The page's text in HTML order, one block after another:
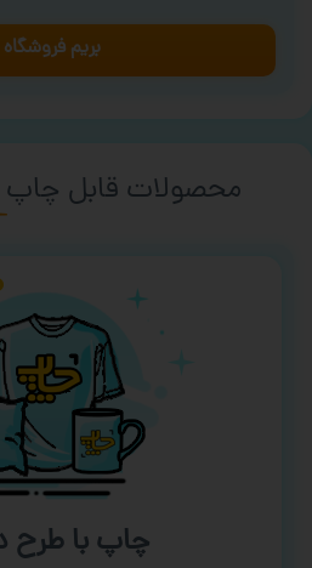
بریم فروشگاه
محصولات قابل چاپ
چاپ با طرح